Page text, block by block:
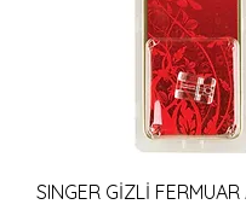
SINGER GİZLİ FERMUAR